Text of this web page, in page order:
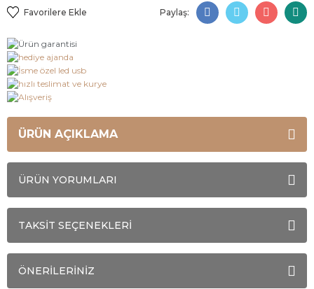
Paylaş:
ÜRÜN AÇIKLAMA
ÜRÜN YORUMLARI
TAKSİT SEÇENEKLERİ
ÖNERİLERİNİZ